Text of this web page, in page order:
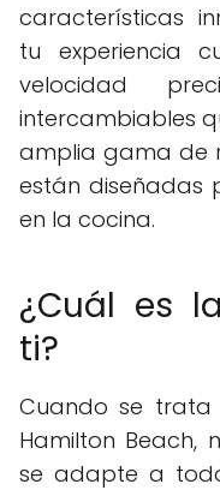
características
tu experiencia
velocidad
intercambiables
amplia gama de
están diseñadas
en la cocina.
¿Cuál es
ti?
Cuando se
Hamilton Beach,
se adapte a